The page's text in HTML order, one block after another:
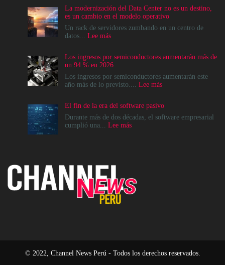
La modernización del Data Center no es un destino,
es un cambio en el modelo operativo
Un rack de servidores zumbando en un centro de
datos... Lee más:
del
Data
Center
no
destino,
es
un
operativo
Los ingresos por semiconductores aumentarán más de
un 94 % en 2026
Los ingresos por semiconductores aumentarán este
año más de lo previsto.... Lee más:
por
semiconductores
El fin de la era del software pasivo
Durante más de dos décadas, el software empresarial
cumplió una... Lee más:
software
pasivo
© 2022, Channel News Perú - Todos los derechos reservados.